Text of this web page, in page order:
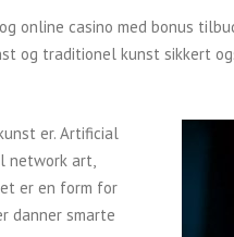
online casino med bonus
og traditionel kunst sikkert
er. Artificial
network art,
er en form for
danner smarte